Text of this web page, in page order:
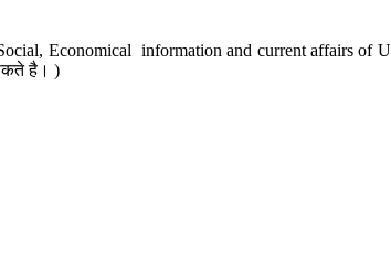
Economical information and current affairs of
है। )